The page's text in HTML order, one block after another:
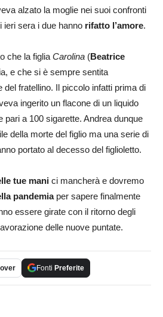
alzato la moglie nei suoi confronti
ieri sera i due hanno rifatto l’amore.
che la figlia Carolina (Beatrice
e che si è sempre sentita
del fratellino. Il piccolo infatti prima di
ingerito un flacone di un liquido
pari a 100 sigarette. Andrea dunque
della morte del figlio ma una serie di
portato al decesso del figlioletto.
tue mani ci mancherà e dovremo
pandemiaper sapere finalmente
essere girate con il ritorno degli
delle nuove puntate.
Fonti Preferite